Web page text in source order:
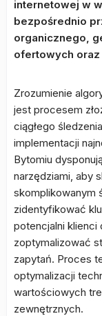
internetowej w
bezpośrednio
organicznego,
ofertowych oraz
Zrozumienie
jest procesem
ciągłego
implementacji
Bytomiu
narzędziami, aby
skomplikowanym
zidentyfikować
potencjalni klienci
zoptymalizować
zapytań. Proces
optymalizacji
wartościowych
zewnętrznych.